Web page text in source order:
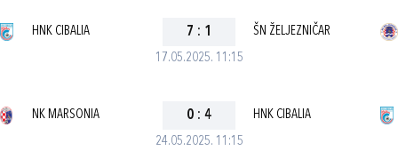
17.05.2025. 11:15
HNK CIBALIA 7 : 1 ŠN ŽELJEZNIČAR
24.05.2025. 11:15
NK MARSONIA 0 : 4 HNK CIBALIA